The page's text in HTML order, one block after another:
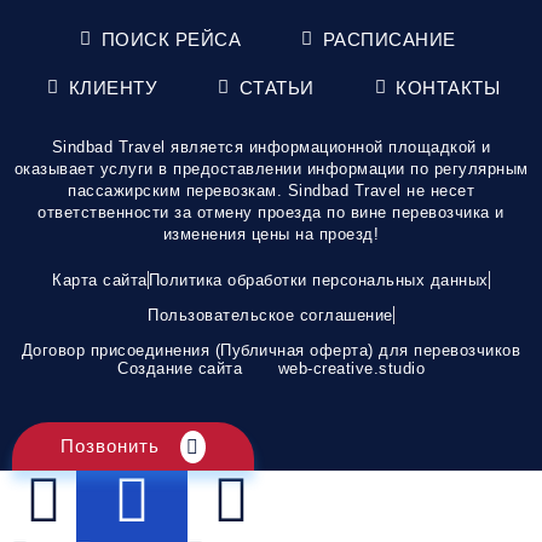
ПОИСК РЕЙСА РАСПИСАНИЕ
КЛИЕНТУ СТАТЬИ КОНТАКТЫ
Sindbad Travel является информационной площадкой и
оказывает услуги в предоставлении информации по регулярным
пассажирским перевозкам. Sindbad Travel не несет
ответственности за отмену проезда по вине перевозчика и
изменения цены на проезд!
Карта сайта Политика обработки персональных данных
Пользовательское соглашение
Договор присоединения (Публичная оферта) для перевозчиков
Создание сайта
web-creative.studio
Позвонить